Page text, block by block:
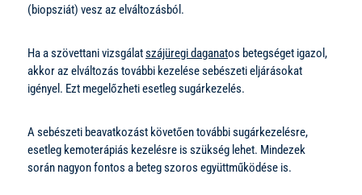
(biopsziát) vesz az elváltozásból.
Ha a szövettani vizsgálatszájüregi daganatos betegséget igazol,
akkor az elváltozás további kezelése sebészeti eljárásokat
igényel. Ezt megelőzheti esetleg sugárkezelés.
A sebészeti beavatkozást követően további sugárkezelésre,
esetleg kemoterápiás kezelésre is szükség lehet. Mindezek
során nagyon fontos a beteg szoros együttműködése is.